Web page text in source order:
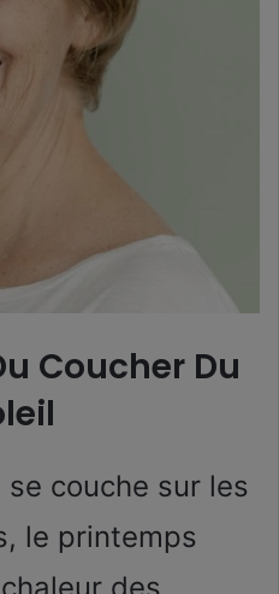
Coucher Du
couche sur les
le printemps
des